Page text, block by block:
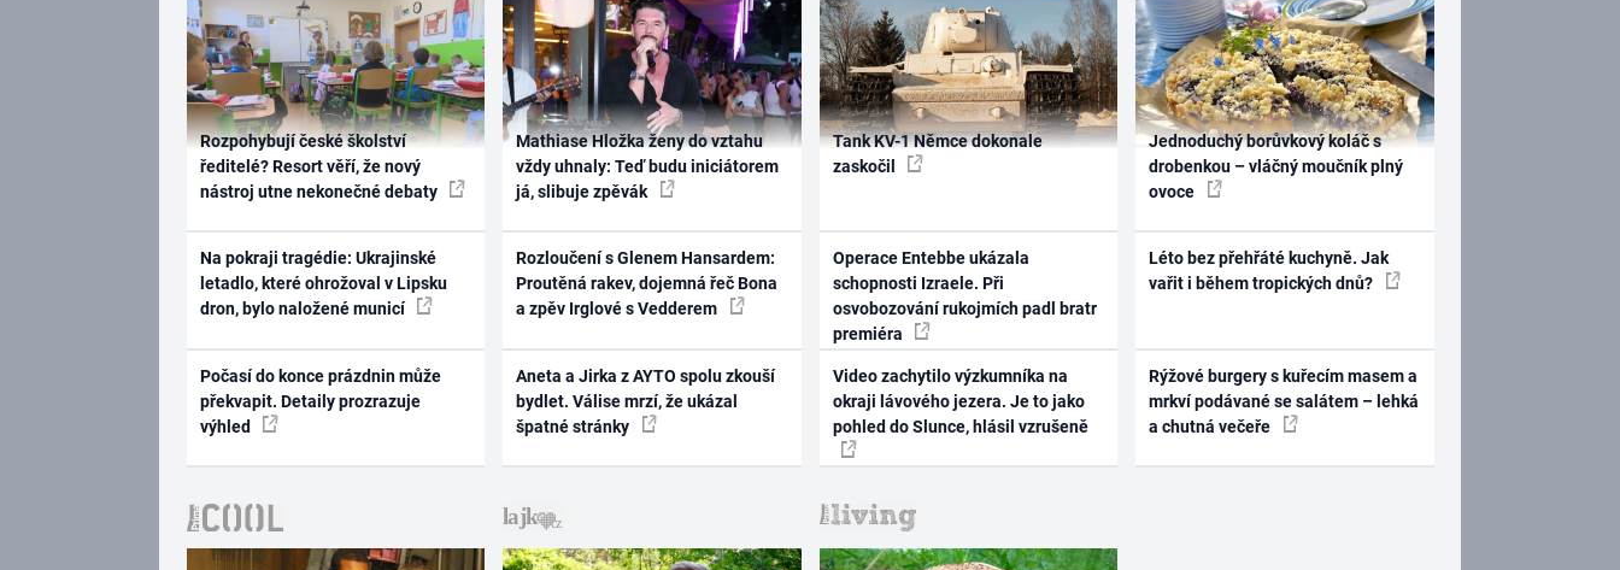
Rozpohybují české školství
ředitelé? Resort věří, že nový
nástroj utne nekonečné debaty
Na pokraji tragédie: Ukrajinské
letadlo, které ohrožoval v Lipsku
dron, bylo naložené municí
Počasí do konce prázdnin může
překvapit. Detaily prozrazuje
výhled
Mathiase Hložka ženy do vztahu
vždy uhnaly: Teď budu iniciátorem
já, slibuje zpěvák
Rozloučení s Glenem Hansardem:
Proutěná rakev, dojemná řeč Bona
a zpěv Irglové s Vedderem
Aneta a Jirka z AYTO spolu zkouší
bydlet. Válise mrzí, že ukázal
špatné stránky
Tank KV-1 Němce dokonale
zaskočil
Operace Entebbe ukázala
schopnosti Izraele. Při
osvobozování rukojmích padl bratr
premiéra
Video zachytilo výzkumníka na
okraji lávového jezera. Je to jako
pohled do Slunce, hlásil vzrušeně
Jednoduchý borůvkový koláč s
drobenkou – vláčný moučník plný
ovoce
Léto bez přehřáté kuchyně. Jak
vařit i během tropických dnů?
Rýžové burgery s kuřecím masem a
mrkví podávané se salátem – lehká
a chutná večeře